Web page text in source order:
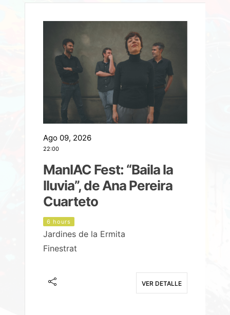
Ago 09, 2026
22:00
ManIAC Fest: “Baila la
lluvia”, de Ana Pereira
Cuarteto
6 hours
Jardines de la Ermita
Finestrat
VER DETALLE